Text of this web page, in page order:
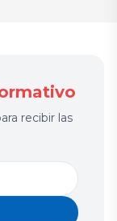
recibir las